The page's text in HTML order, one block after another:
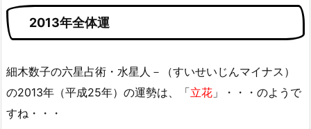
2013年全体運
細木数子の六星占術・水星人－（すいせいじんマイナス）
の2013年（平成25年）の運勢は、「立花 」・・・のようで
すね・・・